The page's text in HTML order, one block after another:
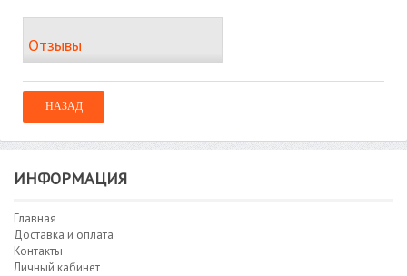
Отзывы
ИНФОРМАЦИЯ
Главная
Доставка и оплата
Контакты
Личный кабинет